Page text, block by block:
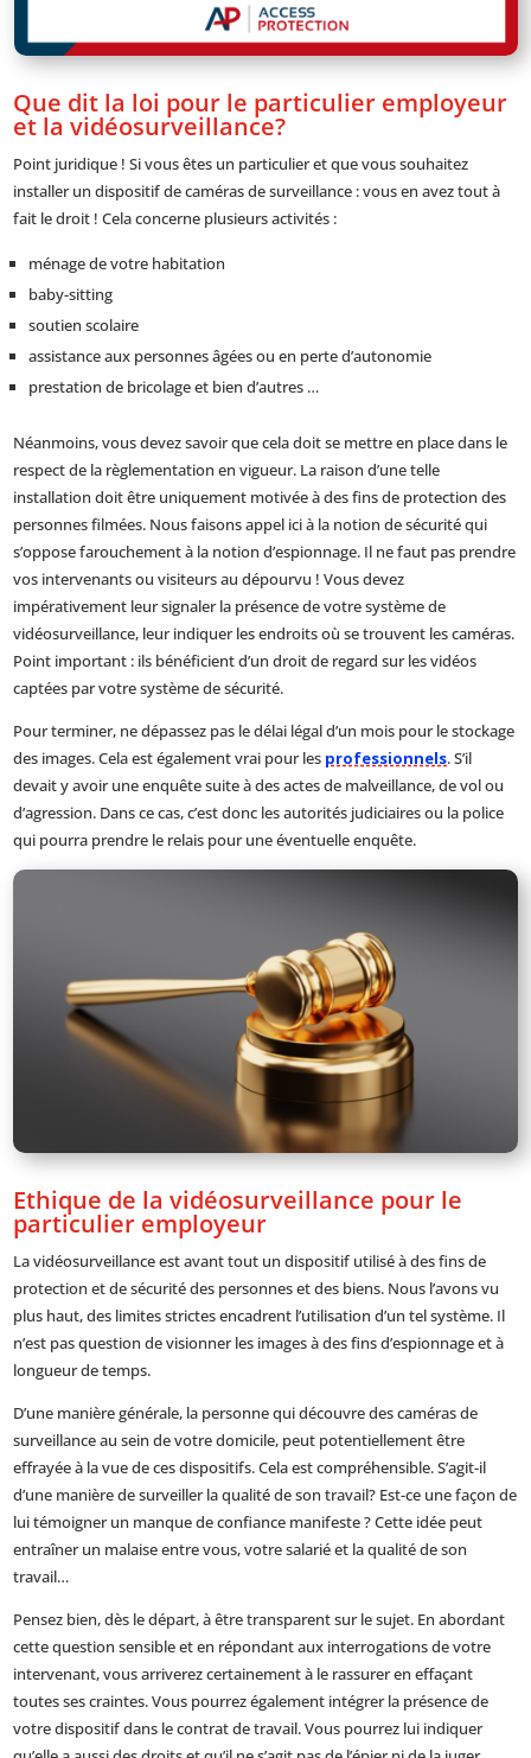
Que dit la loi pour le particulier employeur
et la vidéosurveillance?
Point juridique ! Si vous êtes un particulier et que vous souhaitez
installer un dispositif de caméras de surveillance : vous en avez tout à
fait le droit ! Cela concerne plusieurs activités :
ménage de votre habitation
baby-sitting
soutien scolaire
assistance aux personnes âgées ou en perte d’autonomie
prestation de bricolage et bien d’autres …
Néanmoins, vous devez savoir que cela doit se mettre en place dans le
respect de la règlementation en vigueur. La raison d’une telle
installation doit être uniquement motivée à des fins de protection des
personnes filmées. Nous faisons appel ici à la notion de sécurité qui
s’oppose farouchement à la notion d’espionnage. Il ne faut pas prendre
vos intervenants ou visiteurs au dépourvu ! Vous devez
impérativement leur signaler la présence de votre système de
vidéosurveillance, leur indiquer les endroits où se trouvent les caméras.
Point important : ils bénéficient d’un droit de regard sur les vidéos
captées par votre système de sécurité.
Pour terminer, ne dépassez pas le délai légal d’un mois pour le stockage
des images. Cela est également vrai pour les professionnels. S’il
devait y avoir une enquête suite à des actes de malveillance, de vol ou
d’agression. Dans ce cas, c’est donc les autorités judiciaires ou la police
qui pourra prendre le relais pour une éventuelle enquête.
Ethique de la vidéosurveillance pour le
particulier employeur
La vidéosurveillance est avant tout un dispositif utilisé à des fins de
protection et de sécurité des personnes et des biens. Nous l’avons vu
plus haut, des limites strictes encadrent l’utilisation d’un tel système. Il
n’est pas question de visionner les images à des fins d’espionnage et à
longueur de temps.
D’une manière générale, la personne qui découvre des caméras de
surveillance au sein de votre domicile, peut potentiellement être
effrayée à la vue de ces dispositifs. Cela est compréhensible. S’agit-il
d’une manière de surveiller la qualité de son travail? Est-ce une façon de
lui témoigner un manque de confiance manifeste ? Cette idée peut
entraîner un malaise entre vous, votre salarié et la qualité de son
travail…
Pensez bien, dès le départ, à être transparent sur le sujet. En abordant
cette question sensible et en répondant aux interrogations de votre
intervenant, vous arriverez certainement à le rassurer en effaçant
toutes ses craintes. Vous pourrez également intégrer la présence de
votre dispositif dans le contrat de travail. Vous pourrez lui indiquer